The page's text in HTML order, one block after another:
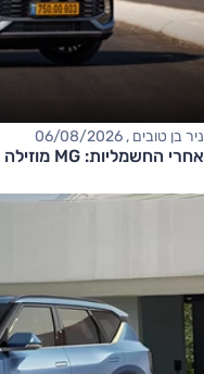
ניר בן טובים , 06/08/2026
אחרי החשמליות: MG מוזילה גם את ההיברידיות